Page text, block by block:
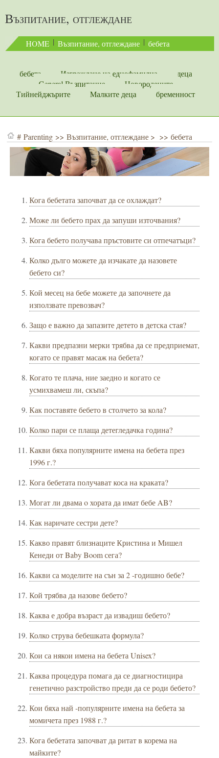
Възпитание, отглеждане
HOME | Възпитание, отглеждане | бебета
бебета Изграждане на еднофамилна
деца
General Възпитание
Новородените
Тийнейджърите
Малките деца бременност
#Parenting >>Възпитание, отглеждане > >>бебета
Кога бебетата започват да се охлаждат?
Може ли бебето прах да запуши източвания?
Кога бебето получава пръстовите си отпечатъци?
Колко дълго можете да изчакате да назовете
бебето си?
Кой месец на бебе можете да започнете да
използвате превозвач?
Защо е важно да запазите детето в детска стая?
Какви предпазни мерки трябва да се предприемат,
когато се правят масаж на бебета?
Когато те плача, ние заедно и когато се
усмихвамеш ли, скъпа?
Как поставяте бебето в столчето за кола?
Колко пари се плаща детегледачка година?
Какви бяха популярните имена на бебета през
1996 г.?
Кога бебетата получават коса на краката?
Могат ли двама o хората да имат бебе AB?
Как наричате сестри дете?
Какво правят близнаците Кристина и Мишел
Кенеди от Baby Boom сега?
Какви са моделите на сън за 2 -годишно бебе?
Кой трябва да назове бебето?
Каква е добра възраст да извадиш бебето?
Колко струва бебешката формула?
Кои са някои имена на бебета Unisex?
Каква процедура помага да се диагностицира
генетично разстройство преди да се роди бебето?
Кои бяха най -популярните имена на бебета за
момичета през 1988 г.?
Кога бебетата започват да ритат в корема на
майките?